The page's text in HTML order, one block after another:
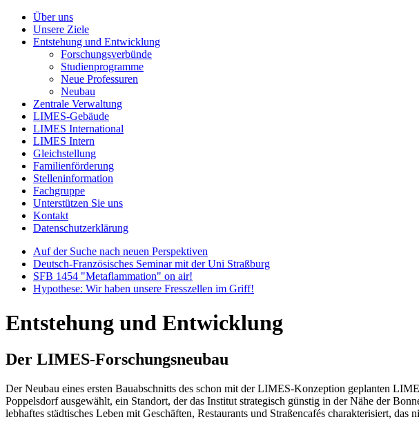
Über uns
Unsere Ziele
Entstehung und Entwicklung
Forschungsverbünde
Studienprogramme
Neue Professuren
Neubau
Zentrale Verwaltung
LIMES-Gebäude
LIMES International
LIMES Intern
Gleichstellung
Familienförderung
Stelleninformation
Fachgruppe
Unterstützen Sie uns
Kontakt
Datenschutzerklärung
Auf der Suche nach neuen Perspektiven
Deutsch-Französisches Seminar mit der Uni Straßburg
SFB 1454 "Metaflammation" on air!
Hypothese: Wir haben unsere Fresszellen im Griff!
Entstehung und Entwicklung
Der LIMES-Forschungsneubau
Der Neubau eines ersten Bauabschnitts des schon mit der LIMES-Konzeption geplanten
Poppelsdorf ausgewählt, ein Standort, der das Institut strategisch günstig in der Nähe der
lebhaftes städtisches Leben mit Geschäften, Restaurants und Straßencafés charakterisiert, das